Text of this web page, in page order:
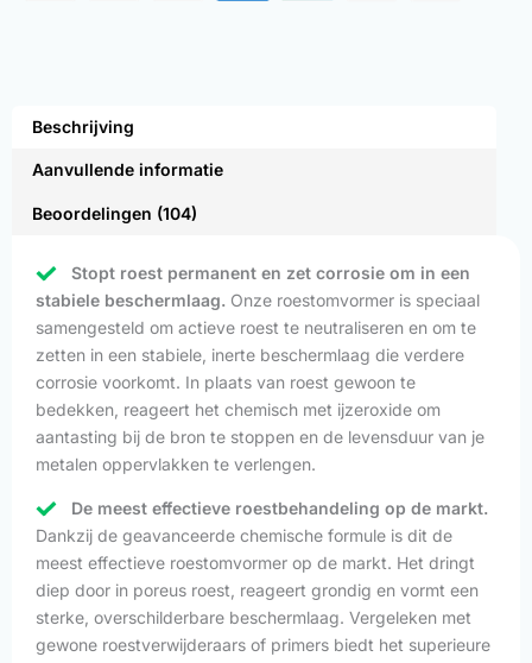
Beschrijving
Aanvullende informatie
Beoordelingen (104)
Stopt roest permanent en zet corrosie om in een
stabiele beschermlaag. Onze roestomvormer is speciaal
samengesteld om actieve roest te neutraliseren en om te
zetten in een stabiele, inerte beschermlaag die verdere
corrosie voorkomt. In plaats van roest gewoon te
bedekken, reageert het chemisch met ijzeroxide om
aantasting bij de bron te stoppen en de levensduur van je
metalen oppervlakken te verlengen.
De meest effectieve roestbehandeling op de markt.
Dankzij de geavanceerde chemische formule is dit de
meest effectieve roestomvormer op de markt. Het dringt
diep door in poreus roest, reageert grondig en vormt een
sterke, overschilderbare beschermlaag. Vergeleken met
gewone roestverwijderaars of primers biedt het superieure